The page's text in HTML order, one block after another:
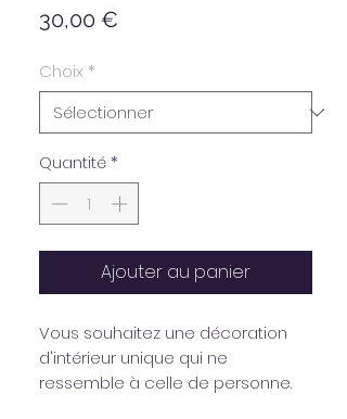
30,00 €
Choix *
Quantité*
Ajouter au panier
Vous souhaitez une décoration
d'intérieur unique qui ne
ressemble à celle de personne.